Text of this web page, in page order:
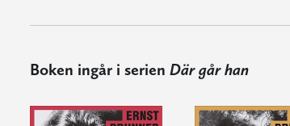
Boken ingår i serien Där går han